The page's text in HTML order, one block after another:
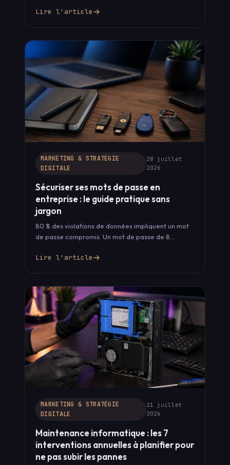
Lire l'article
MARKETING & STRATÉGIE
DIGITALE
28 juillet
2026
Sécuriser ses mots de passe en
entreprise : le guide pratique sans
jargon
80 % des violations de données impliquent un mot
de passe compromis. Un mot de passe de 8
Lire l'article
MARKETING & STRATÉGIE
DIGITALE
21 juillet
2026
Maintenance informatique : les 7
interventions annuelles à planifier pour
ne pas subir les pannes